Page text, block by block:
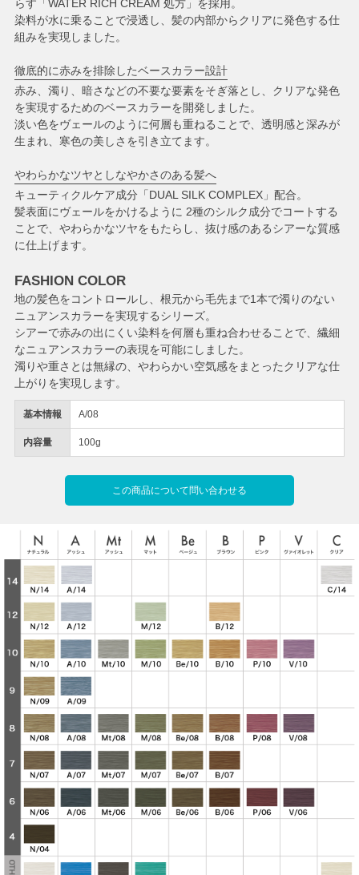
基本情報 A/08
内容量 100g
この商品について問い合わせる
らす「WATER RICH CREAM 処方」を採用。
染料が水に乗ることで浸透し、髪の内部からクリアに発色する仕
組みを実現しました。
徹底的に赤みを排除したベースカラー設計
赤み、濁り、暗さなどの不要な要素をそぎ落とし、クリアな発色
を実現するためのベースカラーを開発しました。
淡い色をヴェールのように何層も重ねることで、透明感と深みが
生まれ、寒色の美しさを引き立てます。
やわらかなツヤとしなやかさのある髪へ
キューティクルケア成分「DUAL SILK COMPLEX」配合。
髪表面にヴェールをかけるように 2種のシルク成分でコートする
ことで、やわらかなツヤをもたらし、抜け感のあるシアーな質感
に仕上げます。
FASHION COLOR
地の髪色をコントロールし、根元から毛先まで1本で濁りのない
ニュアンスカラーを実現するシリーズ。
シアーで赤みの出にくい染料を何層も重ね合わせることで、繊細
なニュアンスカラーの表現を可能にしました。
濁りや重さとは無縁の、やわらかい空気感をまとったクリアな仕
上がりを実現します。